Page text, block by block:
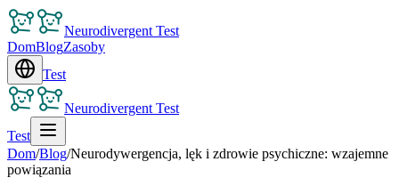
Neurodivergent Test
DomBlogZasoby
Test
Neurodivergent Test
Test
Dom/Blog/Neurodywergencja, lęk i zdrowie psychiczne: wzajemne
powiązania